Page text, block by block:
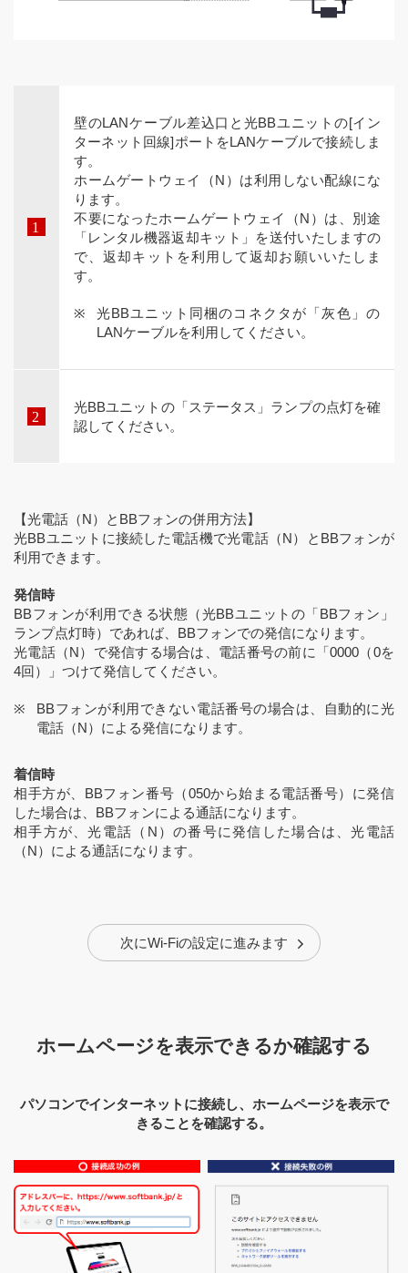
壁のLANケーブル差込口と光BBユニットの[イン
ターネット回線]ポートをLANケーブルで接続しま
す。
ホームゲートウェイ（N）は利用しない配線にな
ります。
不要になったホームゲートウェイ（N）は、別途
「レンタル機器返却キット」を送付いたしますの
で、返却キットを利用して返却お願いいたしま
す。
光BBユニット同梱のコネクタが「灰色」の
LANケーブルを利用してください。
光BBユニットの「ステータス」ランプの点灯を確
認してください。
【光電話（N）とBBフォンの併用方法】
光BBユニットに接続した電話機で光電話（N）とBBフォンが
利用できます。
発信時
BBフォンが利用できる状態（光BBユニットの「BBフォン」
ランプ点灯時）であれば、BBフォンでの発信になります。
光電話（N）で発信する場合は、電話番号の前に「0000（0を
4回）」つけて発信してください。
BBフォンが利用できない電話番号の場合は、自動的に光
電話（N）による発信になります。
着信時
相手方が、BBフォン番号（050から始まる電話番号）に発信
した場合は、BBフォンによる通話になります。
相手方が、光電話（N）の番号に発信した場合は、光電話
（N）による通話になります。
次にWi-Fiの設定に進みます
ホームページを表示できるか確認する
パソコンでインターネットに接続し、ホームページを表示で
きることを確認する。